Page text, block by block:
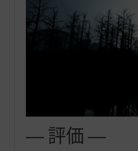
― 評価 ―